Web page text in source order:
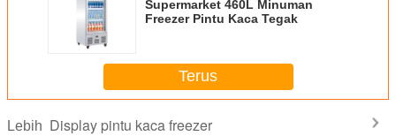
Supermarket 460L Minuman
Freezer Pintu Kaca Tegak
Terus
Lebih Display pintu kaca freezer